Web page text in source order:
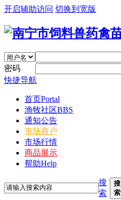
开启辅助访问 切换到宽版
密码
快捷导航
首页Portal
渔牧社区BBS
通知公告
市场商户
市场行情
商品展示
帮助Help
搜
索
搜
索